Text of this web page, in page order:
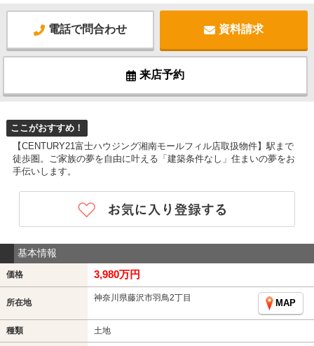
電話で問合わせ 資料請求
来店予約
ここがおすすめ！
【CENTURY21富士ハウジング湘南モールフィル店取扱物件】駅まで
徒歩圏。ご家族の夢を自由に叶える「建築条件なし」住まいの夢をお
手伝いします。
基本情報
価格 3,980万円
所在地 神奈川県藤沢市羽鳥2丁目
MAP
種類 土地